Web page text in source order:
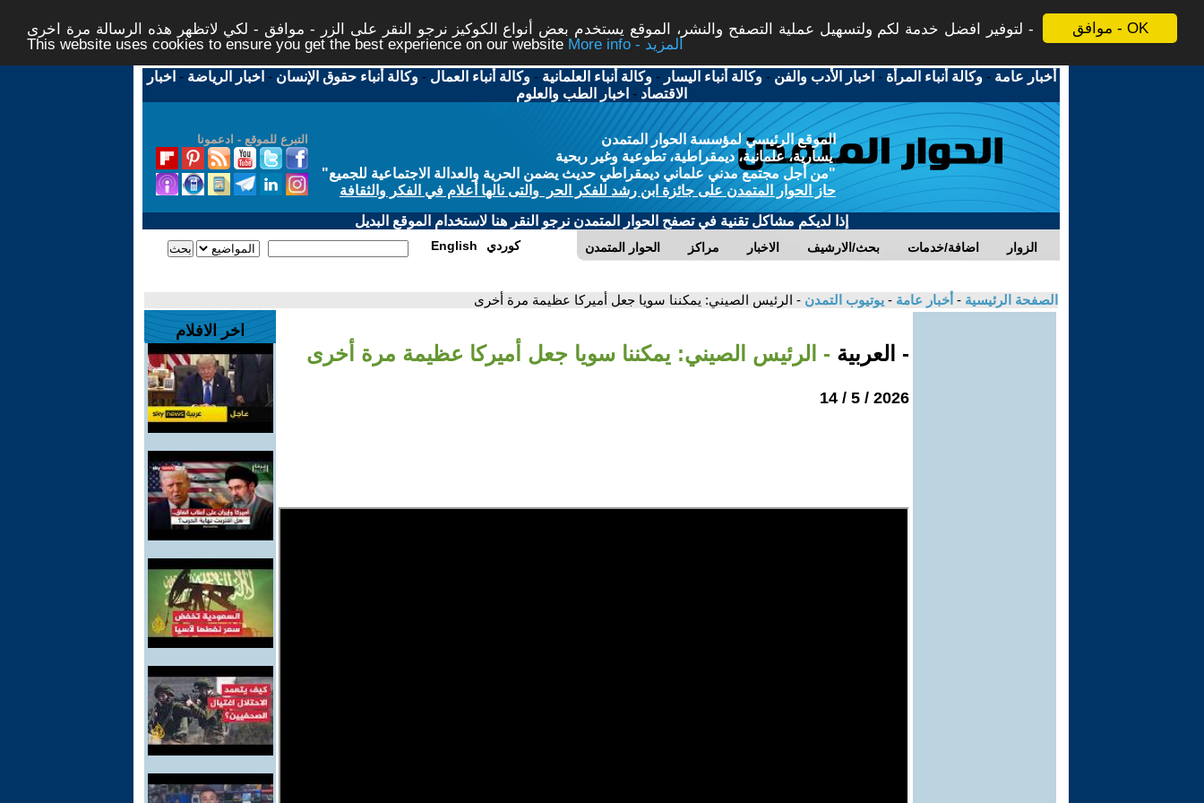
موافق - OK
لتوفير افضل خدمة لكم ولتسهيل عملية التصفح والنشر، الموقع يستخدم بعض أنواع الكوكيز نرجو النقر على الزر - موافق - لكي لاتظهر هذه الرسالة مرة اخرى -
This website uses cookies to ensure you get the best experience on our website
More info - المزيد
أخبار عامة -وكالة أنباء المرأة - اخبار الأدب والفن -وكالة أنباء اليسار -وكالة أنباء العلمانية -وكالة أنباء العمال -وكالة أنباء حقوق الإنسان - اخبار الرياضة - اخبار
الاقتصاد - اخبار الطب والعلوم
التبرع للموقع - ادعمونا
الموقع الرئيسي لمؤسسة الحوار المتمدن
يسارية، علمانية، ديمقراطية، تطوعية وغير ربحية
"من أجل مجتمع مدني علماني ديمقراطي حديث يضمن الحرية والعدالة الاجتماعية للجميع"
حاز الحوار المتمدن على جائزة ابن رشد للفكر الحر والتى نالها أعلام في الفكر والثقافة
إذا لديكم مشاكل تقنية في تصفح الحوار المتمدن نرجو النقر هنا لاستخدام الموقع البديل
الحوار المتمدن مراكز الاخبار بحث/الارشيف اضافة/خدمات الزوار English كوردي
الصفحة الرئيسية - أخبار عامة - يوتيوب التمدن - الرئيس الصيني: يمكننا سويا جعل أميركا عظيمة مرة أخرى
- العربية - الرئيس الصيني: يمكننا سويا جعل أميركا عظيمة مرة أخرى
2026 / 5 / 14
اخر الافلام